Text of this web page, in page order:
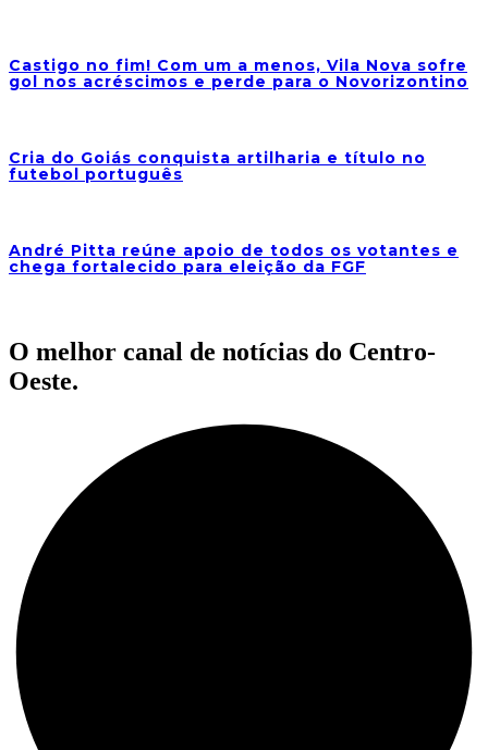
Castigo no fim! Com um a menos, Vila Nova sofre
gol nos acréscimos e perde para o Novorizontino
Cria do Goiás conquista artilharia e título no
futebol português
André Pitta reúne apoio de todos os votantes e
chega fortalecido para eleição da FGF
O melhor canal de notícias do Centro-
Oeste.